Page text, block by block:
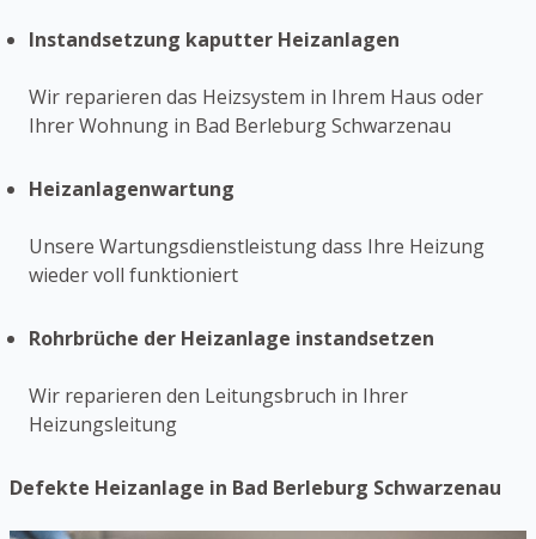
Instandsetzung kaputter Heizanlagen
Wir reparieren das Heizsystem in Ihrem Haus oder
Ihrer Wohnung in Bad Berleburg Schwarzenau
Heizanlagenwartung
Unsere Wartungsdienstleistung dass Ihre Heizung
wieder voll funktioniert
Rohrbrüche der Heizanlage instandsetzen
Wir reparieren den Leitungsbruch in Ihrer
Heizungsleitung
Defekte Heizanlage in Bad Berleburg Schwarzenau